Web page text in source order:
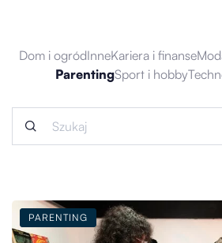
Dom i ogródInneKariera i finanse
ParentingSport i hobby
PARENTING